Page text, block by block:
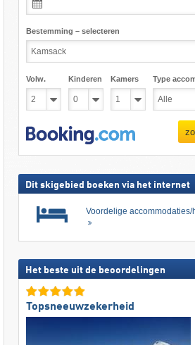
Bestemming – selecteren
Volw. Kinderen Kamers Type
Dit skigebied boeken via het internet
Voordelige accommodaties/
Het beste uit de beoordelingen
Topsneeuwzekerheid